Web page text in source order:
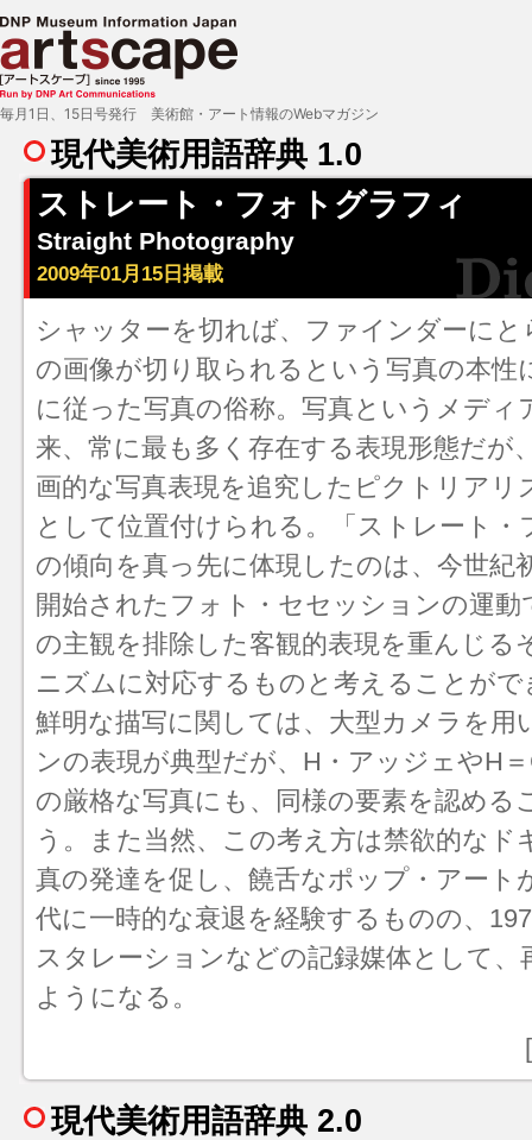
現代美術用語辞典 1.0
ストレート・フォトグラフィ
Straight Photography
2009年01月15日掲載
シャッターを切れば、ファインダーに
の画像が切り取られるという 写真の本性
に従った写真の俗称。写真というメディ
来、常に最も多く存在する表現形態だが
画的な写真表現を追究した ピクトリアリ
として位置付けられる。「ストレート
の傾向を真っ先に体現したのは、今世紀
開始されたフォト・セセッションの運動
の主観を排除した客観的表現を重んじる
ニズム に対応するものと考えることが
鮮明な描写に関しては、大型カメラを用
ンの表現が典型だが、H・アッジェやH
の厳格な写真にも、同様の要素を認める
う。また当然、この考え方は禁欲的なド
真の発達を促し、饒舌なポップ・アート
代に一時的な衰退を経験するものの、
スタレーションなどの記録媒体として、
ようになる。
現代美術用語辞典 2.0
毎月1日、15日号発行 美術館・アート情報のWebマガジン